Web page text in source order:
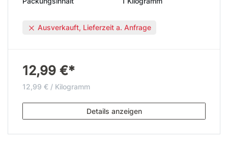
Ausverkauft, Lieferzeit a. Anfrage
12,99 €*
12,99 € / Kilogramm
Details anzeigen